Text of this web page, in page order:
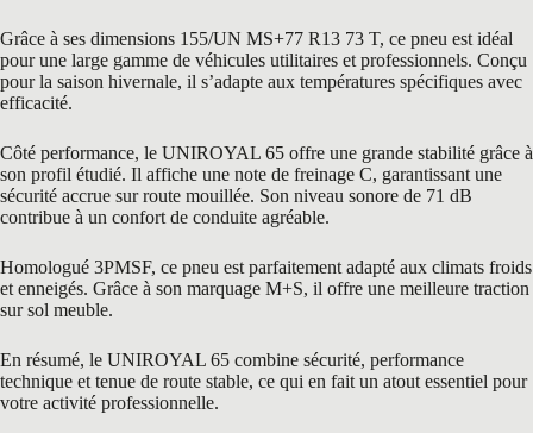
Grâce à ses dimensions 155/UN MS+77 R13 73 T, ce pneu est idéal
pour une large gamme de véhicules utilitaires et professionnels. Conçu
pour la saison hivernale, il s’adapte aux températures spécifiques avec
efficacité.
Côté performance, le UNIROYAL 65 offre une grande stabilité grâce à
son profil étudié. Il affiche une note de freinage C, garantissant une
sécurité accrue sur route mouillée. Son niveau sonore de 71 dB
contribue à un confort de conduite agréable.
Homologué 3PMSF, ce pneu est parfaitement adapté aux climats froids
et enneigés. Grâce à son marquage M+S, il offre une meilleure traction
sur sol meuble.
En résumé, le UNIROYAL 65 combine sécurité, performance
technique et tenue de route stable, ce qui en fait un atout essentiel pour
votre activité professionnelle.